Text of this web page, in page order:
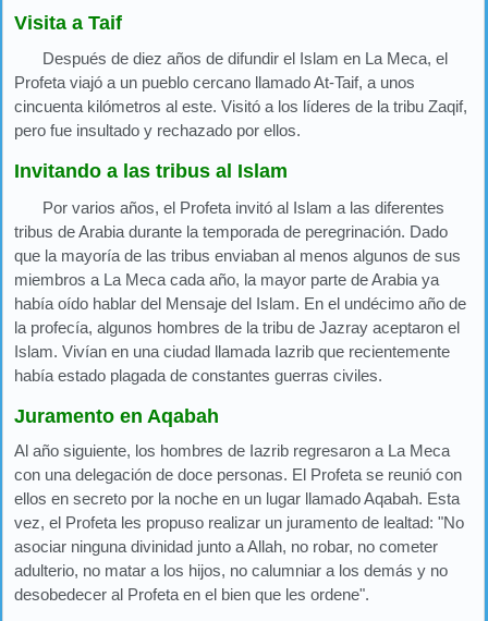
Visita a Taif
Después de diez años de difundir el Islam en La Meca, el
Profeta viajó a un pueblo cercano llamado At-Taif, a unos
cincuenta kilómetros al este. Visitó a los líderes de la tribu Zaqif,
pero fue insultado y rechazado por ellos.
Invitando a las tribus al Islam
Por varios años, el Profeta invitó al Islam a las diferentes
tribus de Arabia durante la temporada de peregrinación. Dado
que la mayoría de las tribus enviaban al menos algunos de sus
miembros a La Meca cada año, la mayor parte de Arabia ya
había oído hablar del Mensaje del Islam. En el undécimo año de
la profecía, algunos hombres de la tribu de Jazray aceptaron el
Islam. Vivían en una ciudad llamada Iazrib que recientemente
había estado plagada de constantes guerras civiles.
Juramento en Aqabah
Al año siguiente, los hombres de Iazrib regresaron a La Meca
con una delegación de doce personas. El Profeta se reunió con
ellos en secreto por la noche en un lugar llamado Aqabah. Esta
vez, el Profeta les propuso realizar un juramento de lealtad: "No
asociar ninguna divinidad junto a Allah, no robar, no cometer
adulterio, no matar a los hijos, no calumniar a los demás y no
desobedecer al Profeta en el bien que les ordene".